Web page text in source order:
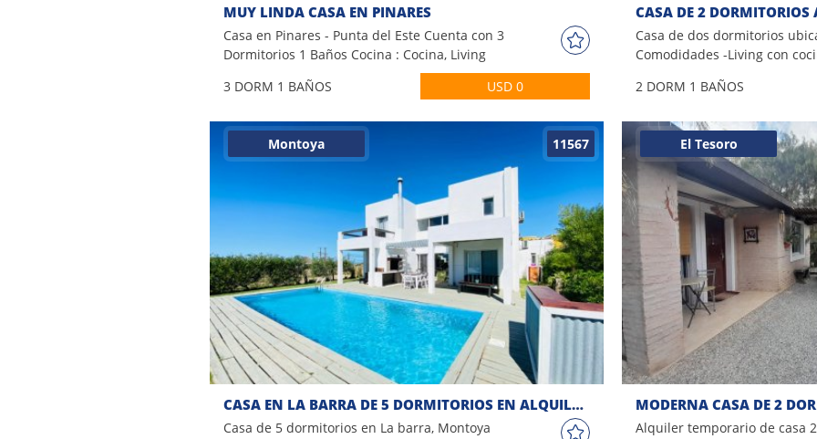
MUY LINDA CASA EN PINARES
Casa en Pinares - Punta del Este Cuenta con 3
Dormitorios 1 Baños Cocina : Cocina, Living
Comedor Equipamiento : Microondas -
Lavarropas - Freezer - Fondo cercado Tv
Edificado : 100 m2 Consulte con nuestros
asesores.
3 DORM 1 BAÑOS USD 0
Casa de dos dormitorios
Comodidades -Living con
Comedor diario. -2
acondicionado. -1 baños, 1
contáctese con uno de
2 DORM 1 BAÑOS
11567
Montoya
CASA EN LA BARRA DE 5 DORMITORIOS EN ALQUILER DE TEMPORADA
Casa de 5 dormitorios en La barra, Montoya
El Tesoro
Alquiler temporario de casa